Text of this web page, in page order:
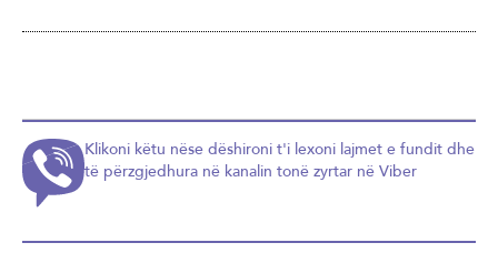
Klikoni këtu nëse dëshironi t'i lexoni lajmet e fundit dhe
të përzgjedhura në kanalin tonë zyrtar në Viber